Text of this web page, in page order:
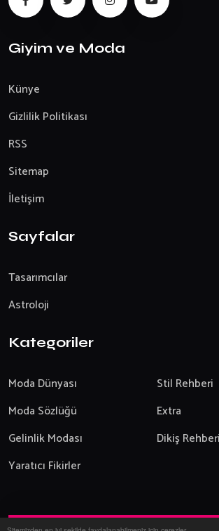
Giyim ve Moda
Künye
Gizlilik Politikası
RSS
Sitemap
İletişim
Sayfalar
Tasarımcılar
Astroloji
Kategoriler
Moda Dünyası
Stil Rehberi
Moda Sözlüğü
Extra
Gelinlik Modası
Dikiş Rehberi
Yaratıcı Fikirler